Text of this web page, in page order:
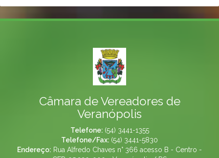
Câmara de Vereadores de
Veranópolis
Telefone: (54) 3441-1355
Telefone/Fax: (54) 3441-5830
Endereço: Rua Alfredo Chaves n° 366 acesso B - Centro -